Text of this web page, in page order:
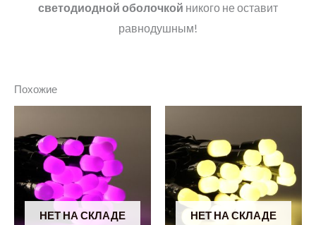
светодиодной оболочкой никого не оставит
равнодушным!
Похожие
НЕТ НА СКЛАДЕ НЕТ НА СКЛАДЕ